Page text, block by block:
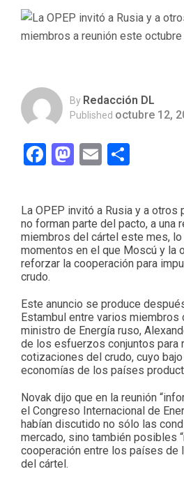
By Redacción DL
Published octubre 12,
Facebook
Mastodon
Email
La OPEP invitó a Rusia y a otros
no forman parte del pacto, a una
miembros del cártel este mes,
momentos en el que Moscú y la
reforzar la cooperación para
crudo.
Este anuncio se produce
Estambul entre varios miembros
ministro de Energía ruso,
de los esfuerzos conjuntos para
cotizaciones del crudo, cuyo
economías de los países
Novak dijo que en la reunión
el Congreso Internacional de
habían discutido no sólo las
mercado, sino también posibles
cooperación entre los países de
del cártel.